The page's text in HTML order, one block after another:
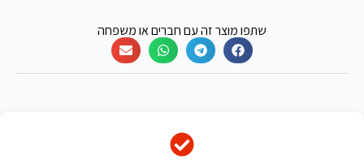
שתפו מוצר זה עם חברים או משפחה